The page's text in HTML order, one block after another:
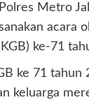
Metro
acara
ke-71
ke 71 tahun
keluarga